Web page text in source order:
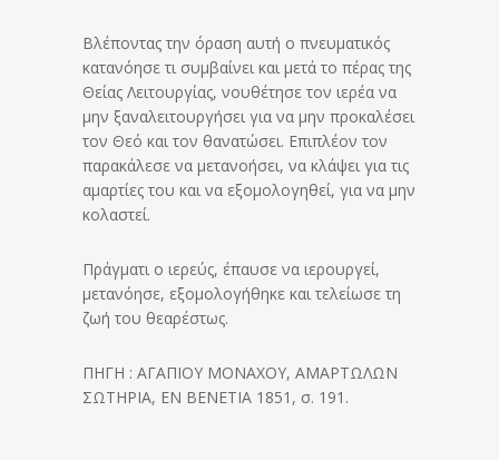
Βλέποντας την όραση αυτή ο πνευματικός
κατανόησε τι συμβαίνει και μετά το πέρας της
Θείας Λειτουργίας, νουθέτησε τον ιερέα να
μην ξαναλειτουργήσει για να μην προκαλέσει
τον Θεό και τον θανατώσει. Επιπλέον τον
παρακάλεσε να μετανοήσει, να κλάψει για τις
αμαρτίες του και να εξομολογηθεί, για να μην
κολαστεί.
Πράγματι ο ιερεύς, έπαυσε να ιερουργεί,
μετανόησε, εξομολογήθηκε και τελείωσε τη
ζωή του θεαρέστως.
ΠΗΓΗ : ΑΓΑΠΙΟΥ ΜΟΝΑΧΟΥ, ΑΜΑΡΤΩΛΩΝ
ΣΩΤΗΡΙΑ, ΕΝ ΒΕΝΕΤΙΑ 1851, σ. 191.